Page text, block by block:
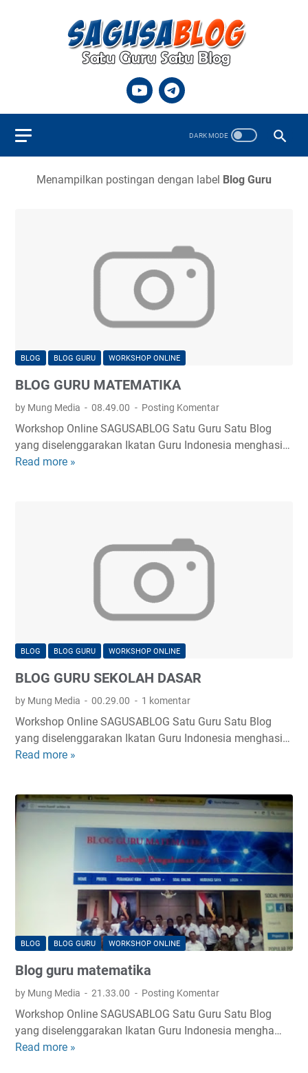
Menampilkan postingan dengan label Blog Guru
BLOG BLOG GURU WORKSHOP ONLINE
BLOG GURU MATEMATIKA
by Mung Media 08.49.00 Posting Komentar
Workshop Online SAGUSABLOG Satu Guru Satu Blog
yang diselenggarakan Ikatan Guru Indonesia menghasi…
Read more »
E
M
A
K
A
BLOG BLOG GURU WORKSHOP ONLINE
BLOG GURU SEKOLAH DASAR
by Mung Media 00.29.00 1 komentar
Workshop Online SAGUSABLOG Satu Guru Satu Blog
yang diselenggarakan Ikatan Guru Indonesia menghasi…
Read more »
G
U
S
E
K
O
L
A
A
S
BLOG BLOG GURU WORKSHOP ONLINE
Blog guru matematika
by Mung Media 21.33.00 Posting Komentar
Workshop Online SAGUSABLOG Satu Guru Satu Blog
yang diselenggarakan Ikatan Guru Indonesia mengha…
Read more »